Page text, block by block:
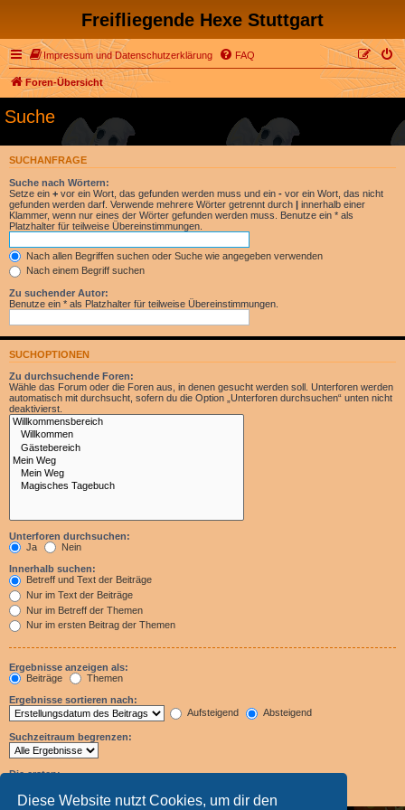
Diese Website nutzt Cookies, um dir den
Freifliegende Hexe Stuttgart
Impressum und Datenschutzerklärung FAQ
Foren-Übersicht
Suche
SUCHANFRAGE
Suche nach Wörtern:
Setze ein + vor ein Wort, das gefunden werden muss und ein - vor ein Wort, das nicht
gefunden werden darf. Verwende mehrere Wörter getrennt durch | innerhalb einer
Klammer, wenn nur eines der Wörter gefunden werden muss. Benutze ein * als
Platzhalter für teilweise Übereinstimmungen.
Nach allen Begriffen suchen oder Suche wie angegeben verwenden
Nach einem Begriff suchen
Zu suchender Autor:
Benutze ein * als Platzhalter für teilweise Übereinstimmungen.
SUCHOPTIONEN
Zu durchsuchende Foren:
Wähle das Forum oder die Foren aus, in denen gesucht werden soll. Unterforen werden
automatisch mit durchsucht, sofern du die Option „Unterforen durchsuchen“ unten nicht
deaktivierst.
Unterforen durchsuchen:
Ja
Nein
Innerhalb suchen:
Betreff und Text der Beiträge
Nur im Text der Beiträge
Nur im Betreff der Themen
Nur im ersten Beitrag der Themen
Ergebnisse anzeigen als:
Beiträge
Themen
Ergebnisse sortieren nach:
Aufsteigend
Absteigend
Suchzeitraum begrenzen:
Die ersten: